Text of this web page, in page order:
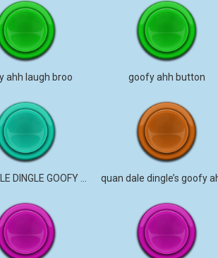
ahh laugh broo goofy ahh button